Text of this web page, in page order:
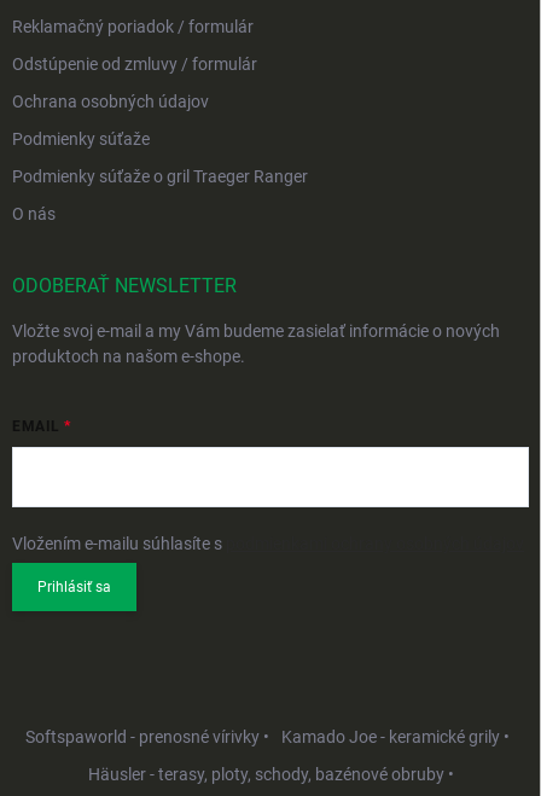
Reklamačný poriadok / formulár
Odstúpenie od zmluvy / formulár
Ochrana osobných údajov
Podmienky súťaže
Podmienky súťaže o gril Traeger Ranger
O nás
ODOBERAŤ NEWSLETTER
Vložte svoj e-mail a my Vám budeme zasielať informácie o nových
produktoch na našom e-shope.
EMAIL
Vložením e-mailu súhlasíte s
Prihlásiť sa
Softspaworld - prenosné vírivky •
Kamado Joe - keramické grily •
Häusler - terasy, ploty, schody, bazénové obruby •